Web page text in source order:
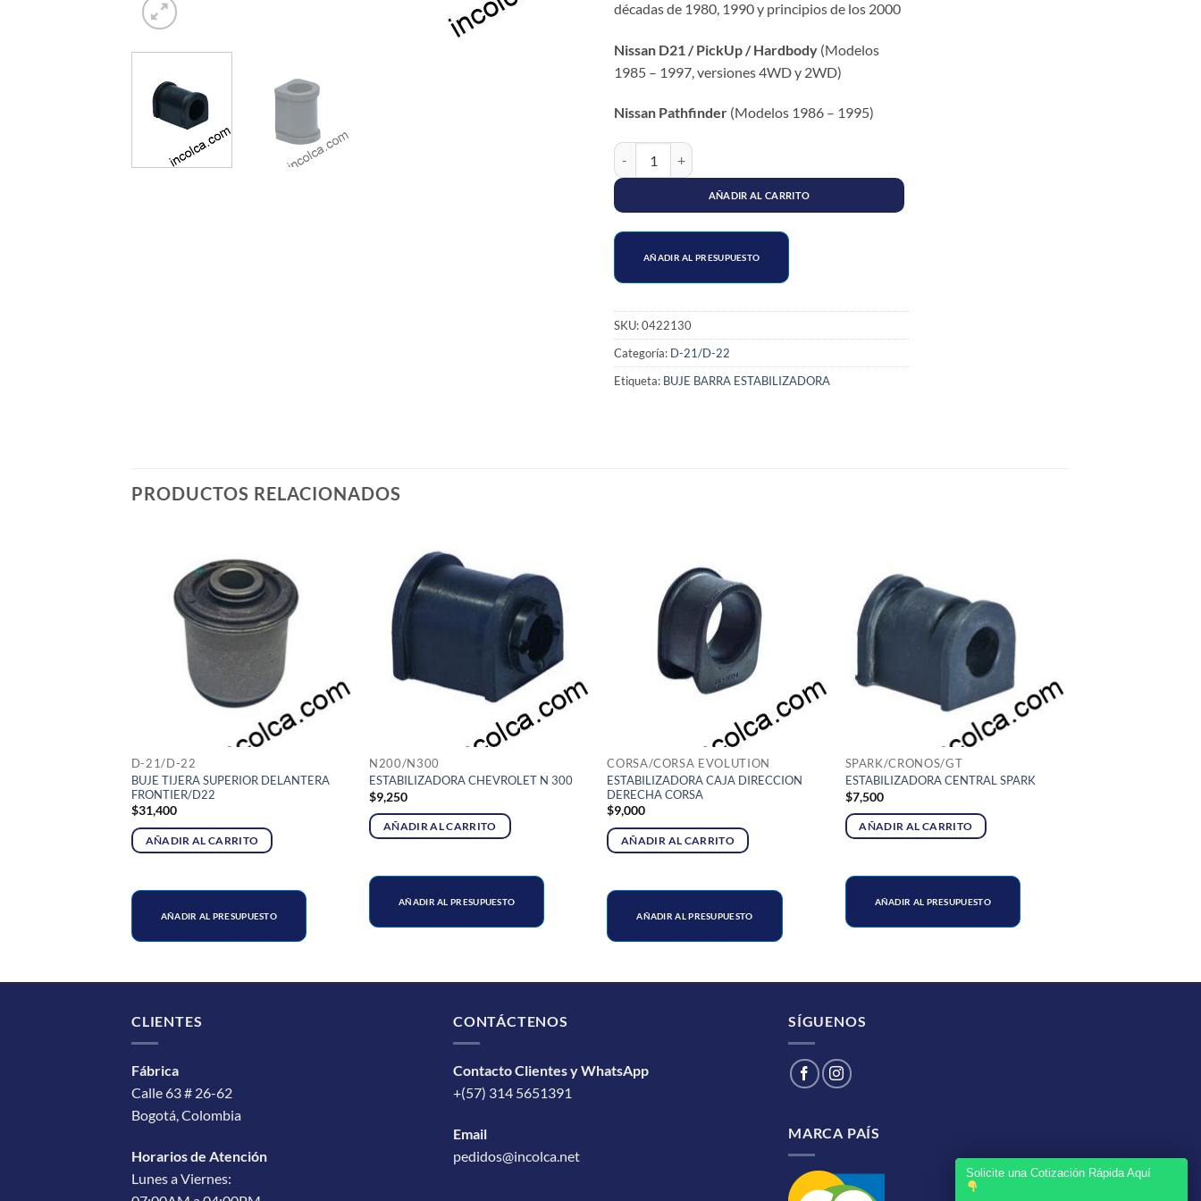
décadas de 1980, 1990 y principios de los 2000
Nissan D21 / PickUp / Hardbody (Modelos
1985 – 1997, versiones 4WD y 2WD)
Nissan Pathfinder (Modelos 1986 – 1995)
ESTABILIZADORA DELANTERA NISSAN D21 4X4 cantidad
AÑADIR AL CARRITO
AÑADIR AL PRESUPUESTO
SKU:0422130
Categoría: D-21/D-22
Etiqueta: BUJE BARRA ESTABILIZADORA
PRODUCTOS RELACIONADOS
D-21/D-22
BUJE TIJERA SUPERIOR DELANTERA
FRONTIER/D22
$31,400
AÑADIR AL CARRITO
AÑADIR AL PRESUPUESTO
N200/N300
ESTABILIZADORA CHEVROLET N 300
$9,250
AÑADIR AL CARRITO
AÑADIR AL PRESUPUESTO
CORSA/CORSA EVOLUTION
ESTABILIZADORA CAJA DIRECCION
DERECHA CORSA
$9,000
AÑADIR AL CARRITO
AÑADIR AL PRESUPUESTO
SPARK/CRONOS/GT
ESTABILIZADORA CENTRAL SPARK
$7,500
AÑADIR AL CARRITO
AÑADIR AL PRESUPUESTO
CLIENTES
Fábrica
Calle 63 # 26-62
Bogotá, Colombia
Horarios de Atención
Lunes a Viernes:
CONTÁCTENOS
Contacto Clientes y WhatsApp
+(57) 314 5651391
Email
pedidos@incolca.net
SÍGUENOS
MARCA PAÍS
Solicite una Cotización Rápida Aquí